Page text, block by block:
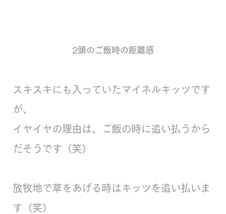
2頭のご飯時の距離感
スキスキにも入っていたマイネルキッツです
が、
イヤイヤの理由は、ご飯の時に追い払うから
だそうです（笑）
放牧地で草をあげる時はキッツを追い払いま
す（笑）